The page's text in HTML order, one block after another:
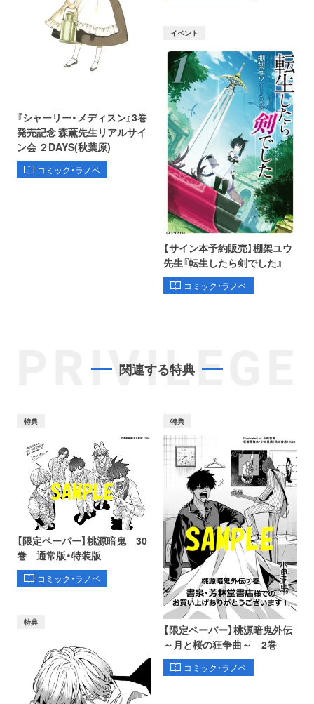
『シャーリー・メディスン』3巻
発売記念 森薫先生リアルサイ
ン会 ２DAYS(秋葉原)
コミック・ラノベ
イベント
【サイン本予約販売】棚架ユウ
先生『転生したら剣でした』
コミック・ラノベ
PRIVILEGE
関連する特典
特典
【限定ペーパー】桃源暗鬼 30
巻 通常版・特装版
コミック・ラノベ
特典
【限定ペーパー】桃源暗鬼外伝
～月と桜の狂争曲～ 2巻
コミック・ラノベ
特典